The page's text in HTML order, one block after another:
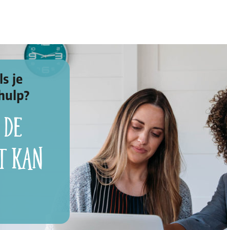
Thema’s & verhalen
Thema’s waar we mee bezig zijn
je
kan